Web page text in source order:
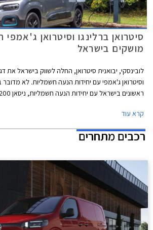
סיטרואן ברלינגו וסיטרואן ג'אמפי
מושקים בישראל
לובינסקי, יבואנית סיטרואן, החלה לשווק בישראל את
וסיטרואן ג'אמפי עם יחידות הנעה חשמליות. לא
לראשונה עם אפשרות ליחידות הנעה חשמליות נקיות
לקוחות מוסדיים - זולות באופן משמעותי בסעיפי
קרא עוד
רכבים מתחרים